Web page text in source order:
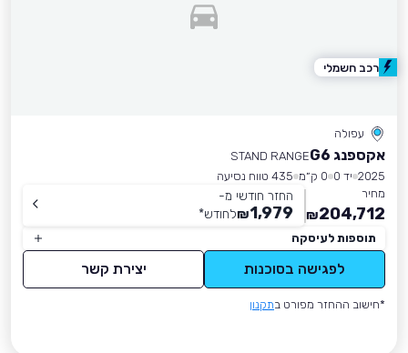
עפולה
אקספנג G6
STAND RANGE
2025 יד 0 0 ק״מ
435 טווח נסיעה
מחיר
204,712
₪
החזר חודשי מ-
1,979
₪לחודש*
תוספות לעיסקה
לפגישה בסוכנות יצירת קשר
*חישוב ההחזר מפורט בתקנון
רכב חשמלי